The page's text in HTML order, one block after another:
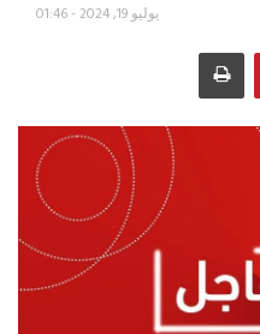
يوليو 19, 2024 - 01:46